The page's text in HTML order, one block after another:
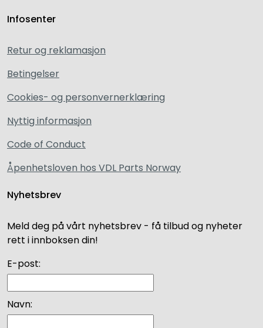
Infosenter
Retur og reklamasjon
Betingelser
Cookies- og personvernerklæring
Nyttig informasjon
Code of Conduct
Åpenhetsloven hos VDL Parts Norway
Nyhetsbrev
Meld deg på vårt nyhetsbrev - få tilbud og nyheter
rett i innboksen din!
E-post:
Navn: